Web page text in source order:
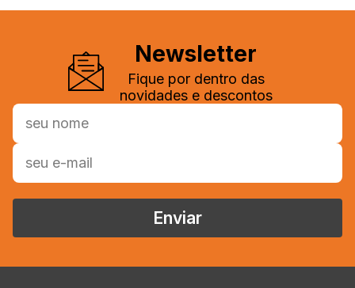
Newsletter
Fique por dentro das
novidades e descontos
Enviar